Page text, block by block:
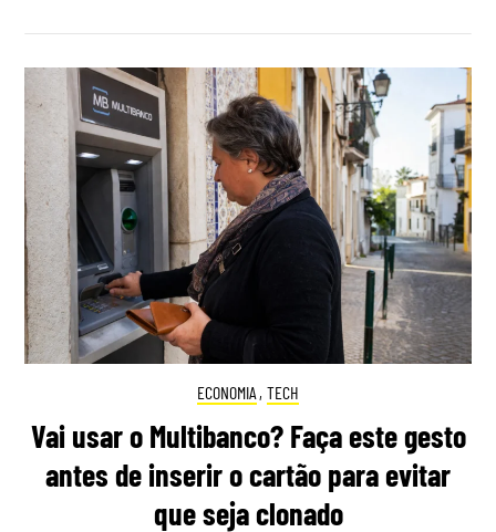
ECONOMIA , TECH
Vai usar o Multibanco? Faça este gesto
antes de inserir o cartão para evitar
que seja clonado